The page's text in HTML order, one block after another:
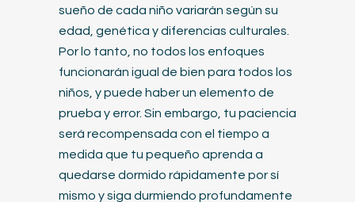
sueño de cada niño variarán según su
edad, genética y diferencias culturales.
Por lo tanto, no todos los enfoques
funcionarán igual de bien para todos los
niños, y puede haber un elemento de
prueba y error. Sin embargo, tu paciencia
será recompensada con el tiempo a
medida que tu pequeño aprenda a
quedarse dormido rápidamente por sí
mismo y siga durmiendo profundamente